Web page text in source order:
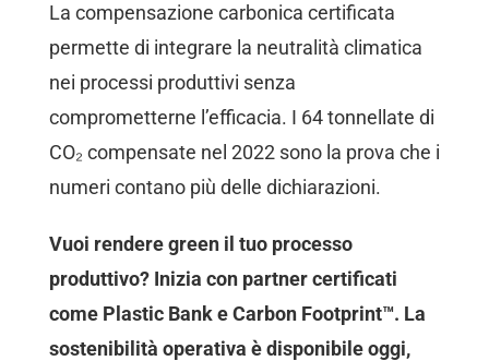
La compensazione carbonica certificata
permette di integrare la neutralità climatica
nei processi produttivi senza
comprometterne l’efficacia. I 64 tonnellate di
CO₂ compensate nel 2022 sono la prova che i
numeri contano più delle dichiarazioni.
Vuoi rendere green il tuo processo
produttivo? Inizia con partner certificati
come Plastic Bank e Carbon Footprint™. La
sostenibilità operativa è disponibile oggi,